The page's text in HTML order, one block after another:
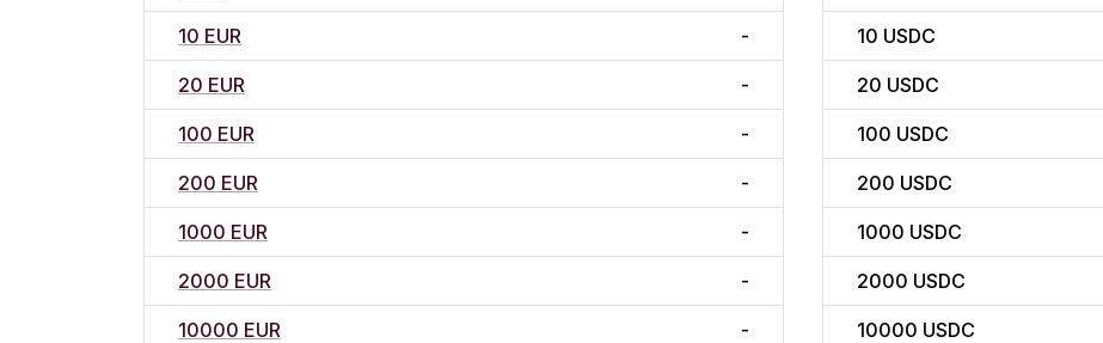
10 EUR -
20 EUR -
100 EUR -
200 EUR -
1000 EUR -
2000 EUR -
10000 EUR -
10 USDC
20 USDC
100 USDC
200 USDC
1000 USDC
2000 USDC
10000 USDC